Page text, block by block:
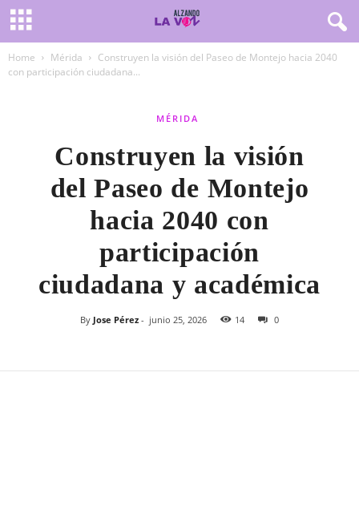
Home Mérida
Construyen la visión del Paseo de Montejo hacia 2040
con participación ciudadana...
MÉRIDA
Construyen la visión
del Paseo de Montejo
hacia 2040 con
participación
ciudadana y académica
By Jose Pérez - junio 25, 2026 14 0